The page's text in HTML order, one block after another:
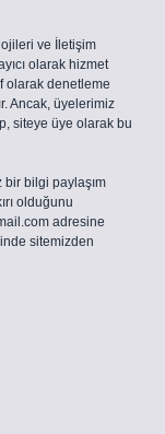
ve İletişim
olarak hizmet
olarak denetleme
Ancak, üyelerimiz
siteye üye olarak bu
bir bilgi paylaşım
olduğunu
adresine
sitemizden